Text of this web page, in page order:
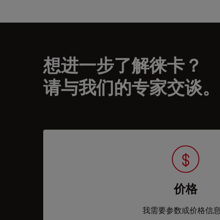
想进一步了解徕卡？
请与我们的专家交谈。
价格
我需要参数或价格信